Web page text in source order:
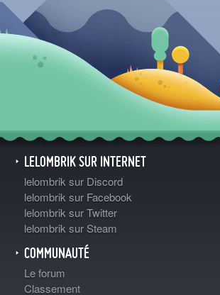
LELOMBRIK SUR INTERNET
lelombrik sur Discord
lelombrik sur Facebook
lelombrik sur Twitter
lelombrik sur Steam
COMMUNAUTÉ
Le forum
Classement